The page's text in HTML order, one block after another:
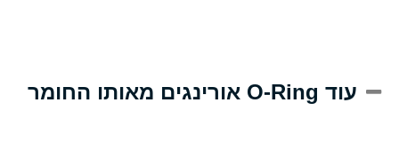
(Aqueous) עוד O-Ring אורינגים מאותו החומר